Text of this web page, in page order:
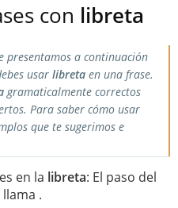
con libreta
presentamos a continuación
usar libreta en una frase.
gramaticalmente correctos
Para saber cómo usar
que te sugerimos e
en la libreta: El paso del
.